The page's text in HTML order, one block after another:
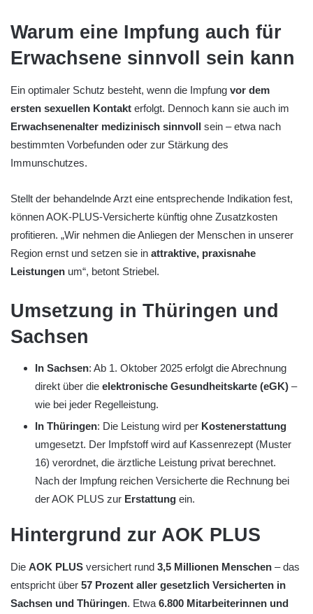
Warum eine Impfung auch für
Erwachsene sinnvoll sein kann
Ein optimaler Schutz besteht, wenn die Impfung vor dem
ersten sexuellen Kontakt erfolgt. Dennoch kann sie auch im
Erwachsenenalter medizinisch sinnvoll sein – etwa nach
bestimmten Vorbefunden oder zur Stärkung des
Immunschutzes.
Stellt der behandelnde Arzt eine entsprechende Indikation fest,
können AOK-PLUS-Versicherte künftig ohne Zusatzkosten
profitieren. „Wir nehmen die Anliegen der Menschen in unserer
Region ernst und setzen sie in attraktive, praxisnahe
Leistungen um“, betont Striebel.
Umsetzung in Thüringen und
Sachsen
In Sachsen: Ab 1. Oktober 2025 erfolgt die Abrechnung
direkt über die elektronische Gesundheitskarte (eGK) –
wie bei jeder Regelleistung.
In Thüringen: Die Leistung wird per Kostenerstattung
umgesetzt. Der Impfstoff wird auf Kassenrezept (Muster
16) verordnet, die ärztliche Leistung privat berechnet.
Nach der Impfung reichen Versicherte die Rechnung bei
der AOK PLUS zur Erstattung ein.
Hintergrund zur AOK PLUS
Die AOK PLUS versichert rund 3,5 Millionen Menschen – das
entspricht über 57 Prozent aller gesetzlich Versicherten in
Sachsen und Thüringen. Etwa 6.800 Mitarbeiterinnen und